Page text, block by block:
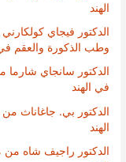
الهند
الدكتور فيجاي
وطب الذكورة والعقم في
الدكتور سانجاي شارما
في الهند
الدكتور بي. جاغاناث
الهند
الدكتور راجيف شاه من